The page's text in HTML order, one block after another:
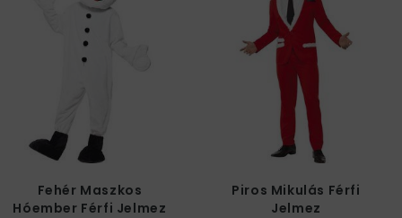
Fehér Maszkos
Hóember Férfi Jelmez
Piros Mikulás Férfi
Jelmez